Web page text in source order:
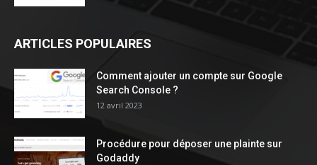
ARTICLES POPULAIRES
Comment ajouter un compte sur Google
Search Console ?
12 avril 2023
Procédure pour déposer une plainte sur
Godaddy